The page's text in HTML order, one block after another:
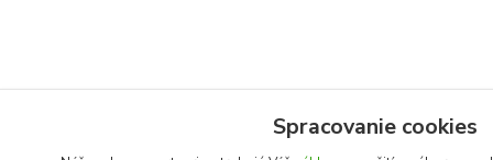
Spracovanie cookies